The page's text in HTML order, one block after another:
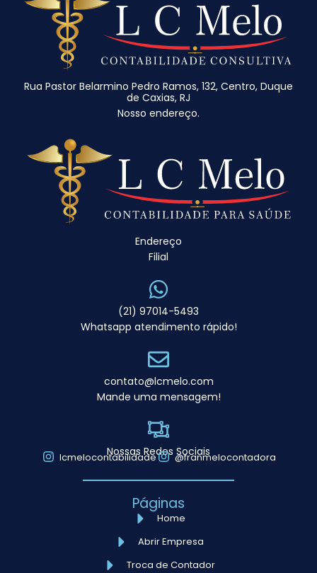
Rua Pastor Belarmino Pedro Ramos, 132, Centro, Duque
de Caxias, RJ
Nosso endereço.
Endereço
Filial
(21) 97014-5493
Whatsapp atendimento rápido!
contato@lcmelo.com
Mande uma mensagem!
Nossas Redes Sociais
lcmelocontabilidade @franmelocontadora
Páginas
Home
Abrir Empresa
Troca de Contador